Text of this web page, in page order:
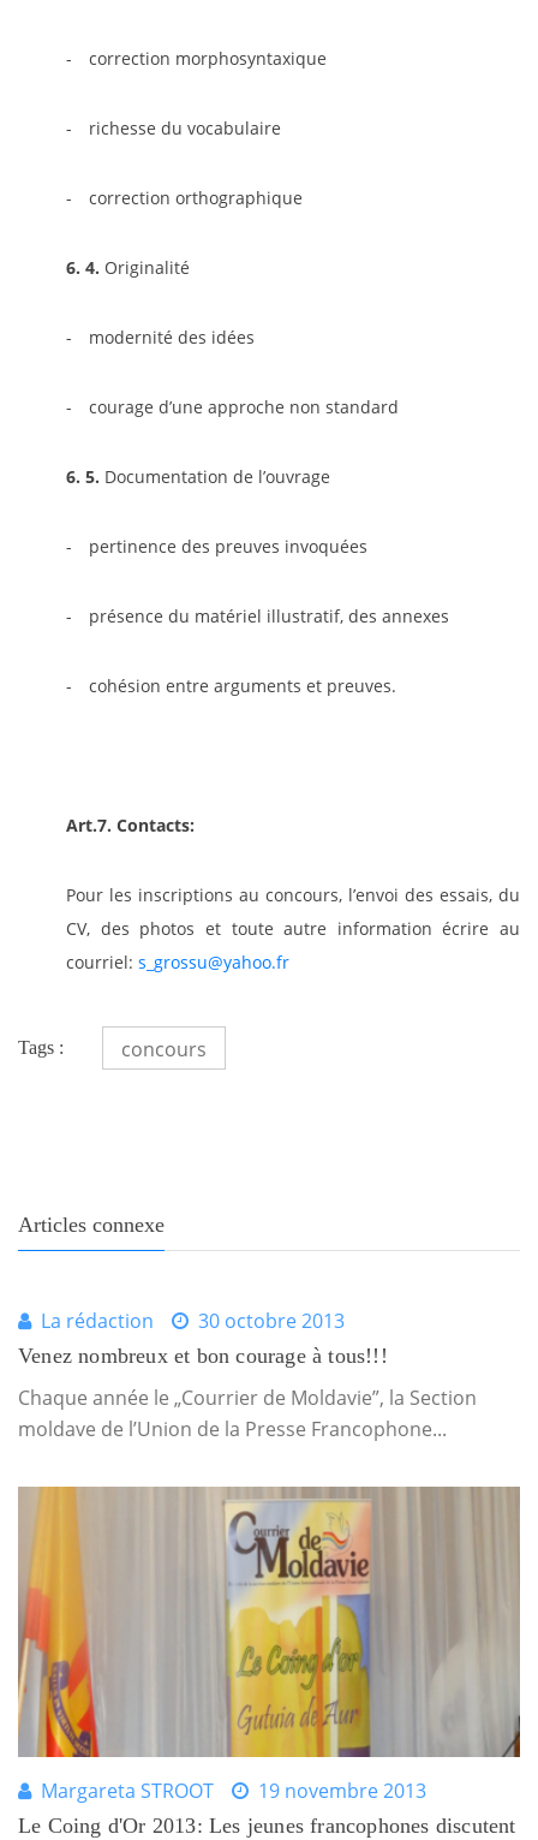
- correction morphosyntaxique
- richesse du vocabulaire
- correction orthographique
6. 4. Originalité
- modernité des idées
- courage d’une approche non standard
6. 5. Documentation de l’ouvrage
- pertinence des preuves invoquées
- présence du matériel illustratif, des annexes
- cohésion entre arguments et preuves.
Art.7. Contacts:
Pour les inscriptions au concours, l’envoi des essais, du
CV, des photos et toute autre informationécrire au
courriel: s_grossu@yahoo.fr
Tags : concours
Articles connexe
La rédaction 30 octobre 2013
Venez nombreux et bon courage à tous!!!
Chaque année le „Courrier de Moldavie”, la Section
moldave de l’Union de la Presse Francophone...
Margareta STROOT 19 novembre 2013
Le Coing d'Or 2013: Les jeunes francophones discutent